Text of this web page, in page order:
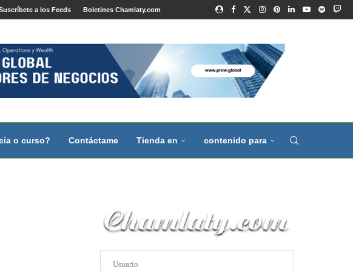
a los Feeds Boletines Chamlaty.com
o curso? Contáctame Tienda en contenido para